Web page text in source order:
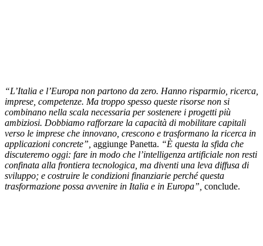
“L’Italia e l’Europa non partono da zero. Hanno risparmio, ricerca,
imprese, competenze. Ma troppo spesso queste risorse non si
combinano nella scala necessaria per sostenere i progetti più
ambiziosi. Dobbiamo rafforzare la capacità di mobilitare capitali
verso le imprese che innovano, crescono e trasformano la ricerca in
applicazioni concrete”, aggiunge Panetta. “È questa la sfida che
discuteremo oggi: fare in modo che l’intelligenza artificiale non resti
confinata alla frontiera tecnologica, ma diventi una leva diffusa di
sviluppo; e costruire le condizioni finanziarie perché questa
trasformazione possa avvenire in Italia e in Europa”, conclude.